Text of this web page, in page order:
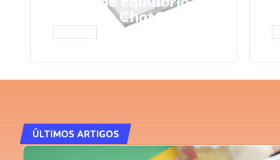
Prompts ChatGPT
ÚLTIMOS ARTIGOS